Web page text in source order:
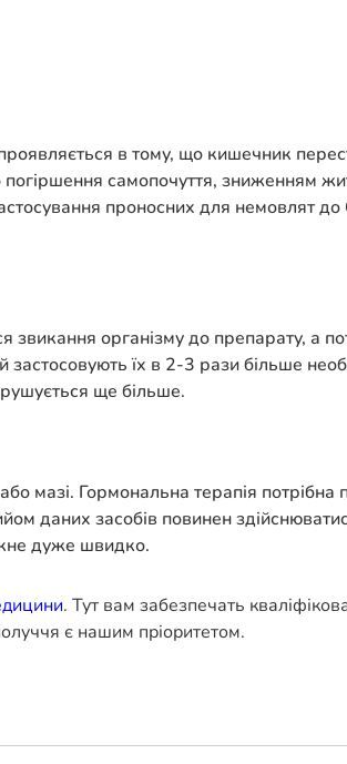
в тому, що кишечник
самопочуття, зниженням
проносних для немовлят до
організму до препарату, а
їх в 2-3 рази більше
ще більше.
мазі. Гормональна терапія
даних засобів повинен
дуже швидко.
. Тут вам забезпечать
є нашим пріоритетом.